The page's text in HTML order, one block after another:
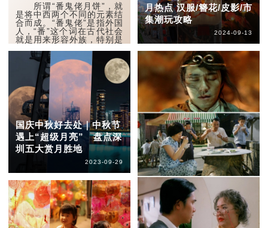
所谓“番鬼佬月饼”，就
是将中西两个不同的元素结
合而成。“番鬼佬”是指外国
人，“番”这个词在古代社会
就是用来形容外族，特别是
有野蛮、没文化之意。
以往香港有不少英国人
在此地生活，由此本地华人
会以“番鬼佬”形容他们。至
于月饼，英语就
是“mooncake”，刚好发音
与广东话“...
月热点 汉服/簪花/皮影/市
集潮玩攻略
2024-09-13
国庆中秋好去处｜中秋节
遇上“超级月亮” 盘点深
圳五大赏月胜地
2023-09-29